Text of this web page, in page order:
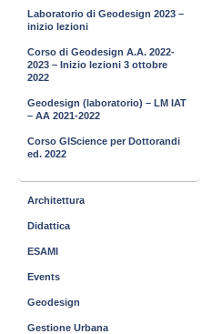
Laboratorio di Geodesign 2023 –
inizio lezioni
Corso di Geodesign A.A. 2022-
2023 – Inizio lezioni 3 ottobre
2022
Geodesign (laboratorio) – LM IAT
– AA 2021-2022
Corso GIScience per Dottorandi
ed. 2022
Architettura
Didattica
ESAMI
Events
Geodesign
Gestione Urbana